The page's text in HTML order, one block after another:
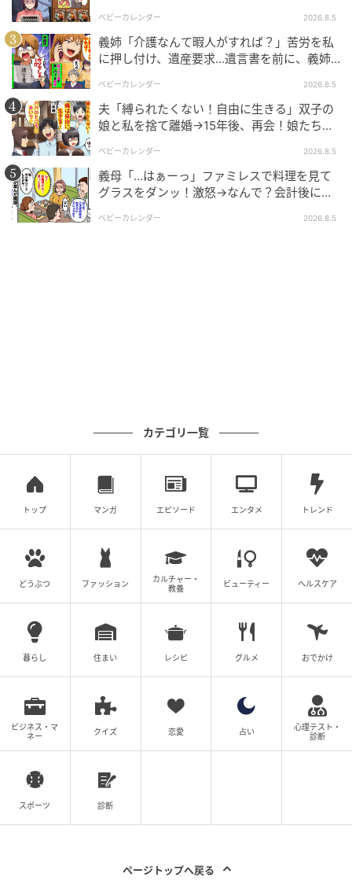
ベビーカレンダー 2026.8.5
義姉「介護なんて暇人がすれば？」苦労を私
に押し付け、遺産要求…遺言書を前に、義姉
ベビーカレンダー 2026.8.5
夫「縛られたくない！自由に生きる」双子の
娘と私を捨て離婚→15年後、再会！娘たち
ベビーカレンダー 2026.8.5
義母「…はぁーっ」ファミレスで料理を見て
グラスをダンッ！激怒→なんで？会計後に知
ベビーカレンダー 2026.8.5
カテゴリ一覧
トップ マンガ エピソード エンタメ トレンド
どうぶつ ファッション
カルチャー・
教養
ビューティー ヘルスケア
暮らし 住まい レシピ グルメ おでかけ
ビジネス・マ
ネー
クイズ 恋愛 占い
心理テスト・
診断
スポーツ 診断
ページトップへ戻る